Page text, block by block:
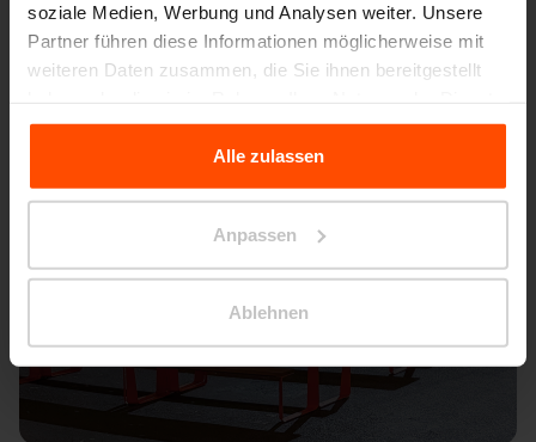
soziale Medien, Werbung und Analysen weiter. Unsere
Partner führen diese Informationen möglicherweise mit
weiteren Daten zusammen, die Sie ihnen bereitgestellt
gesammelt haben.
Für weitere Informationen besuchen Sie bitte Principles
Alle zulassen
Anpassen
Ablehnen